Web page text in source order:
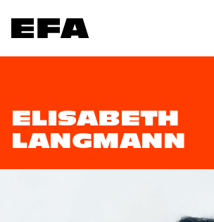
ELISABETH
LANGMANN